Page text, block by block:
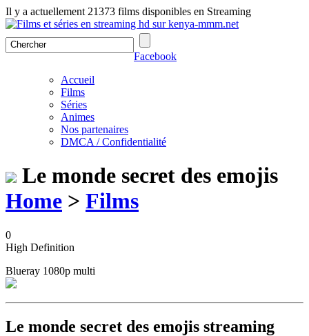
Il y a actuellement 21373 films disponibles en Streaming
Facebook
Accueil
Films
Séries
Animes
Nos partenaires
DMCA / Confidentialité
Le monde secret des emojis
Home > Films
0
High Definition
Blueray 1080p multi
Le monde secret des emojis streaming